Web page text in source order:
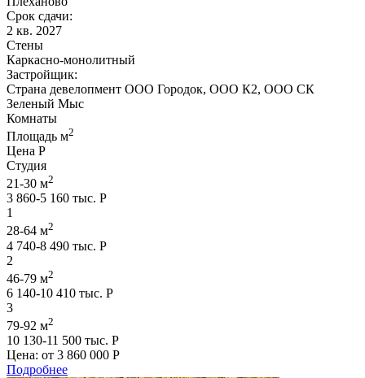
Срок сдачи:
2 кв. 2027
Стены
Каркасно-монолитный
Застройщик:
Страна девелопмент ООО Городок, ООО К2, ООО СК
Зеленый Мыс
Комнаты
Площадь м2
Цена Р
Студия
21-30 м2
3 860-5 160 тыс. Р
1
28-64 м2
4 740-8 490 тыс. Р
2
46-79 м2
6 140-10 410 тыс. Р
3
79-92 м2
10 130-11 500 тыс. Р
Цена: от 3 860 000 Р
Подробнее